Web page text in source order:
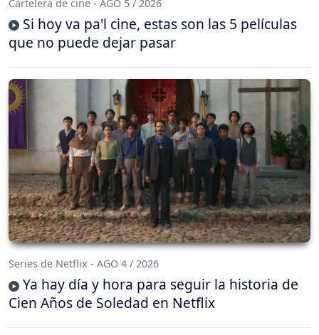
Cartelera de cine - AGO 5 / 2026
Si hoy va pa'l cine, estas son las 5 películas
que no puede dejar pasar
Series de Netflix - AGO 4 / 2026
Ya hay día y hora para seguir la historia de
Cien Años de Soledad en Netflix